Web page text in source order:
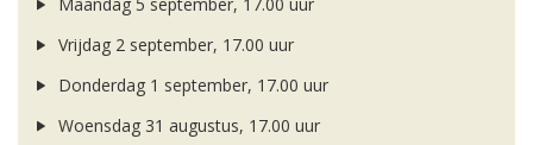
Maandag 5 september, 17.00 uur
Vrijdag 2 september, 17.00 uur
Donderdag 1 september, 17.00 uur
Woensdag 31 augustus, 17.00 uur